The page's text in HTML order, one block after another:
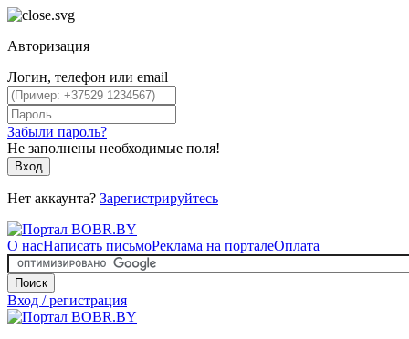
Авторизация
Логин, телефон или email
Забыли пароль?
Не заполнены необходимые поля!
Вход
Нет аккаунта? Зарегистрируйтесь
О насНаписать письмоРеклама на порталеОплата
Поиск
Вход / регистрация